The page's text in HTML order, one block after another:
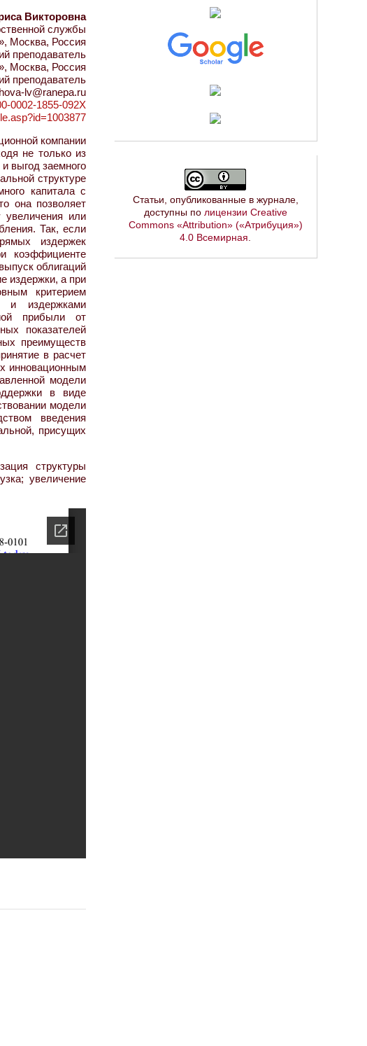
Викторовна
службы
Москва, Россия
преподаватель
Москва, Россия
преподаватель
lv@ranepa.ru
0002-1855-092X
компании
не только из
выгод заемного
структуре
капитала с
она позволяет
или
Так, если
издержек
коэффициенте
облигаций
издержки, а при
критерием
и издержками
прибыли от
показателей
преимуществ
в расчет
инновационным
модели
в виде
модели
введения
присущих
структуры
увеличение
Статьи, опубликованные в журнале,
доступны по лицензии Creative
Commons «Attribution» («Атрибуция»)
4.0 Всемирная